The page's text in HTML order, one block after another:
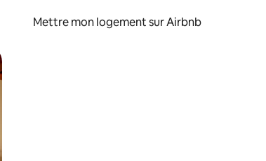
Mettre mon logement sur Airbnb